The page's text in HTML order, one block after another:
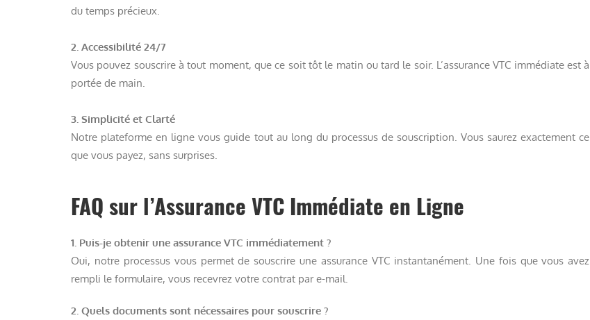
du temps précieux.
2. Accessibilité 24/7
Vous pouvez souscrire à tout moment, que ce soit tôt le matin ou tard le soir. L’assurance VTC immédiate est à
portée de main.
3. Simplicité et Clarté
Notre plateforme en ligne vous guide tout au long du processus de souscription. Vous saurez exactement ce
que vous payez, sans surprises.
FAQ sur l’Assurance VTC Immédiate en Ligne
1. Puis-je obtenir une assurance VTC immédiatement ?
Oui, notre processus vous permet de souscrire une assurance VTC instantanément. Une fois que vous avez
rempli le formulaire, vous recevrez votre contrat par e-mail.
2. Quels documents sont nécessaires pour souscrire ?